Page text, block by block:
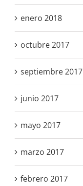
enero 2018
octubre 2017
septiembre 2017
junio 2017
mayo 2017
marzo 2017
febrero 2017